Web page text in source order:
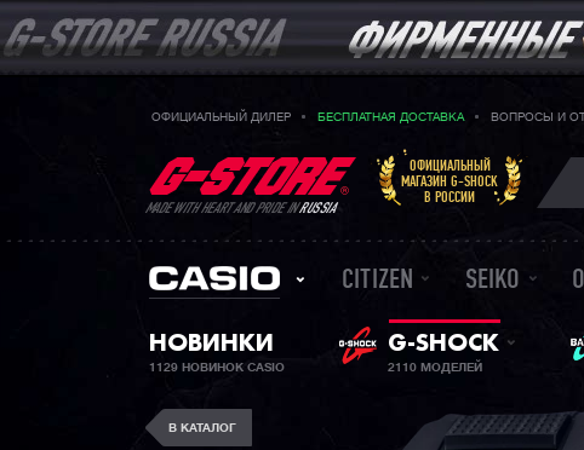
ОФИЦИАЛЬНЫЙ ДИЛЕР БЕСПЛАТНАЯ ДОСТАВКА ВОПРОСЫ И
MADE WITH HEART AND PRIDE INRUSSIA
ОФИЦИАЛЬНЫЙ
МАГАЗИН G-SHOCK
В РОССИИ
CITIZEN SEIKO
НОВИНКИ
1129 НОВИНОК CASIO
G-SHOCK
2110 МОДЕЛЕЙ
В КАТАЛОГ